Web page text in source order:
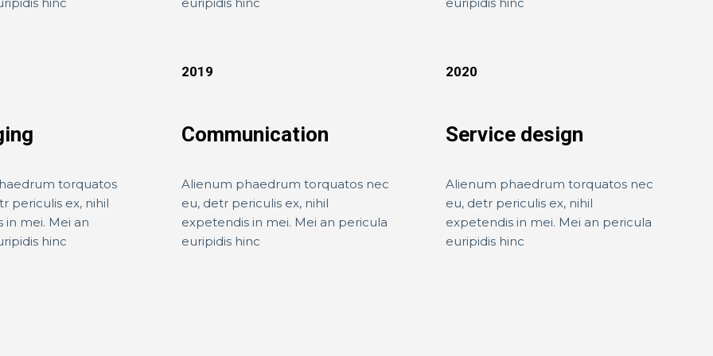
torquatos
periculis ex, nihil
in mei. Mei an
hinc
2019
Communication
Alienum phaedrum torquatos nec
eu, detr periculis ex, nihil
expetendis in mei. Mei an pericula
euripidis hinc
2020
Service design
Alienum phaedrum torquatos nec
eu, detr periculis ex, nihil
expetendis in mei. Mei an pericula
euripidis hinc